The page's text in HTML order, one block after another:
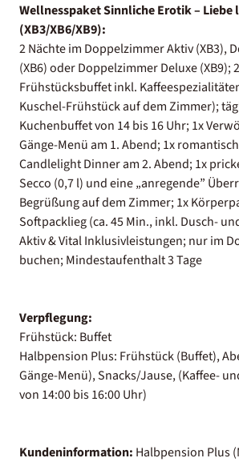
Wellnesspaket Sinnliche Erotik – Liebe
(XB3/XB6/XB9):
2 Nächte im Doppelzimmer Aktiv (XB3),
(XB6) oder Doppelzimmer Deluxe (XB9);
Frühstücksbuffet inkl.
Kuschel-Frühstück auf dem Zimmer);
Kuchenbuffet von 14 bis 16 Uhr; 1x
Gänge-Menü am 1. Abend; 1x
Candlelight Dinner am 2. Abend; 1x
Secco (0,7 l) und eine „anregende”
Begrüßung auf dem Zimmer; 1x
Softpacklieg (ca. 45 Min., inkl. Dusch-
Aktiv & Vital Inklusivleistungen; nur im
buchen; Mindestaufenthalt 3 Tage
Verpflegung:
Frühstück: Buffet
Halbpension Plus: Frühstück (Buffet),
Gänge-Menü), Snacks/Jause, (Kaffee-
von 14:00 bis 16:00 Uhr)
Kundeninformation: Halbpension Plus